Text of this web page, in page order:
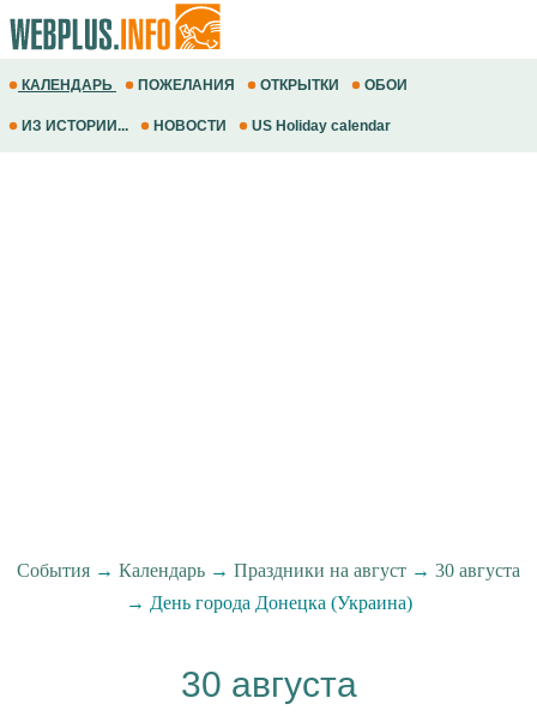
КАЛЕНДАРЬ ПОЖЕЛАНИЯ ОТКРЫТКИ ОБОИ
ИЗ ИСТОРИИ... НОВОСТИ US Holiday calendar
События → Календарь → Праздники на август → 30 августа
→ День города Донецка (Украина)
30 августа